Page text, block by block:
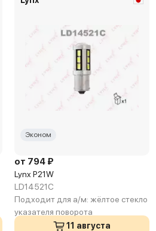
Эконом
от 794 ₽
Lynx P21W
LD14521C
Подходит для а/м: жёлтое стекло
указателя поворота
11 августа